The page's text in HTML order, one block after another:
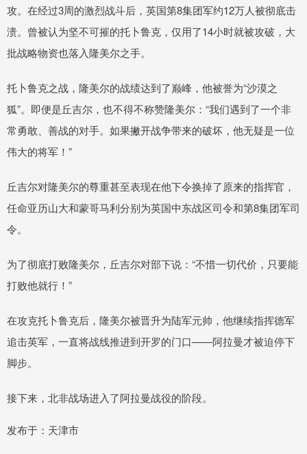
攻。在经过3周的激烈战斗后，英国第8集团军约12万人被彻底击
溃。曾被认为坚不可摧的托卜鲁克，仅用了14小时就被攻破，大
批战略物资也落入隆美尔之手。
托卜鲁克之战，隆美尔的战绩达到了巅峰，他被誉为“沙漠之
狐”。即便是丘吉尔，也不得不称赞隆美尔：“我们遇到了一个非
常勇敢、善战的对手。如果撇开战争带来的破坏，他无疑是一位
伟大的将军！”
丘吉尔对隆美尔的尊重甚至表现在他下令换掉了原来的指挥官，
任命亚历山大和蒙哥马利分别为英国中东战区司令和第8集团军司
令。
为了彻底打败隆美尔，丘吉尔对部下说：“不惜一切代价，只要能
打败他就行！”
在攻克托卜鲁克后，隆美尔被晋升为陆军元帅，他继续指挥德军
追击英军，一直将战线推进到开罗的门口——阿拉曼才被迫停下
脚步。
接下来，北非战场进入了阿拉曼战役的阶段。
发布于：天津市